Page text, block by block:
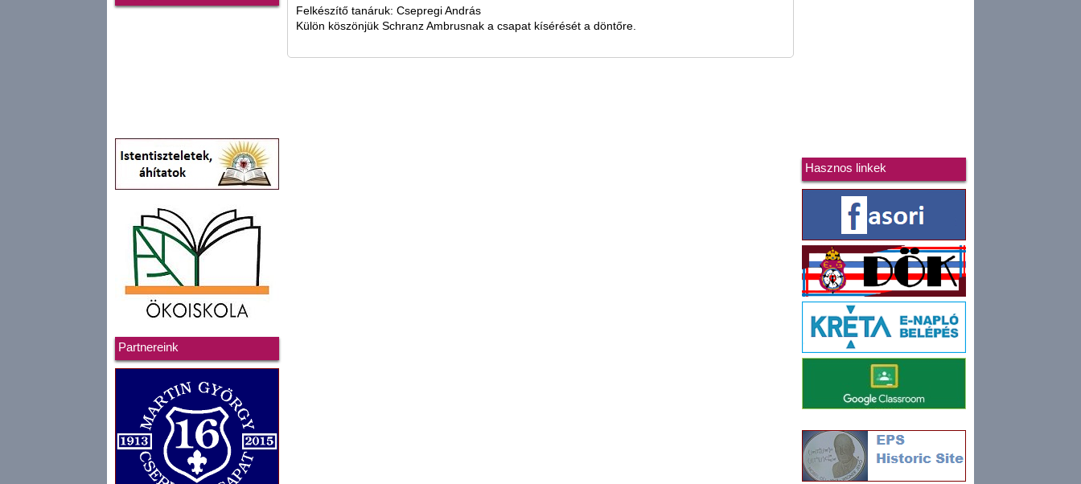
Partnereink
Felkészítő tanáruk: Csepregi András
Külön köszönjük Schranz Ambrusnak a csapat kísérését a döntőre.
Hasznos linkek